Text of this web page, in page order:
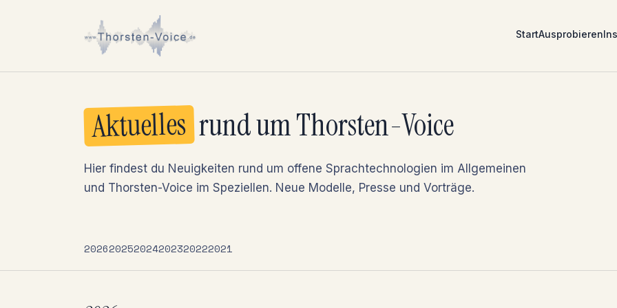
StartAusprobieren
Aktuelles rund um Thorsten-Voice
Hier findest du Neuigkeiten rund um offene Sprachtechnologien im Allgemeinen
und Thorsten-Voice im Speziellen. Neue Modelle, Presse und Vorträge.
202620252024202320222021